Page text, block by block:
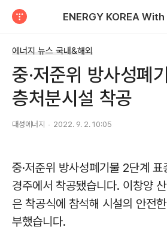
에너지 뉴스 국내&해외
중·저준위 방사성폐
층처분시설 착공
대성에너지 2022. 9. 2. 10:05
중·저준위 방사성폐기물 2단계 표
경주에서 착공됐습니다. 이창양
은 착공식에 참석해 시설의 안전
부했습니다.